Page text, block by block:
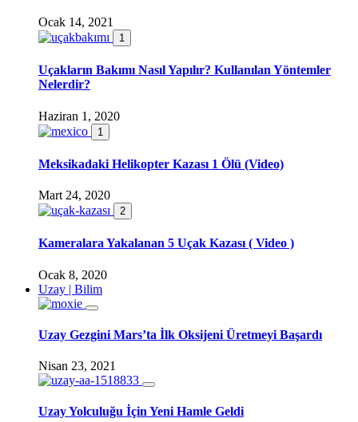
Ocak 14, 2021
1
Uçakların Bakımı Nasıl Yapılır? Kullanılan Yöntemler
Nelerdir?
Haziran 1, 2020
1
Meksikadaki Helikopter Kazası 1 Ölü (Video)
Mart 24, 2020
2
Kameralara Yakalanan 5 Uçak Kazası ( Video )
Ocak 8, 2020
Uzay | Bilim
Uzay Gezgini Mars’ta İlk Oksijeni Üretmeyi Başardı
Nisan 23, 2021
Uzay Yolculuğu İçin Yeni Hamle Geldi